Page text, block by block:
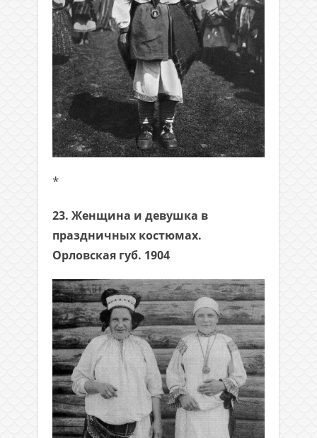
*
23. Женщина и девушка в
праздничных костюмах.
Орловская губ. 1904